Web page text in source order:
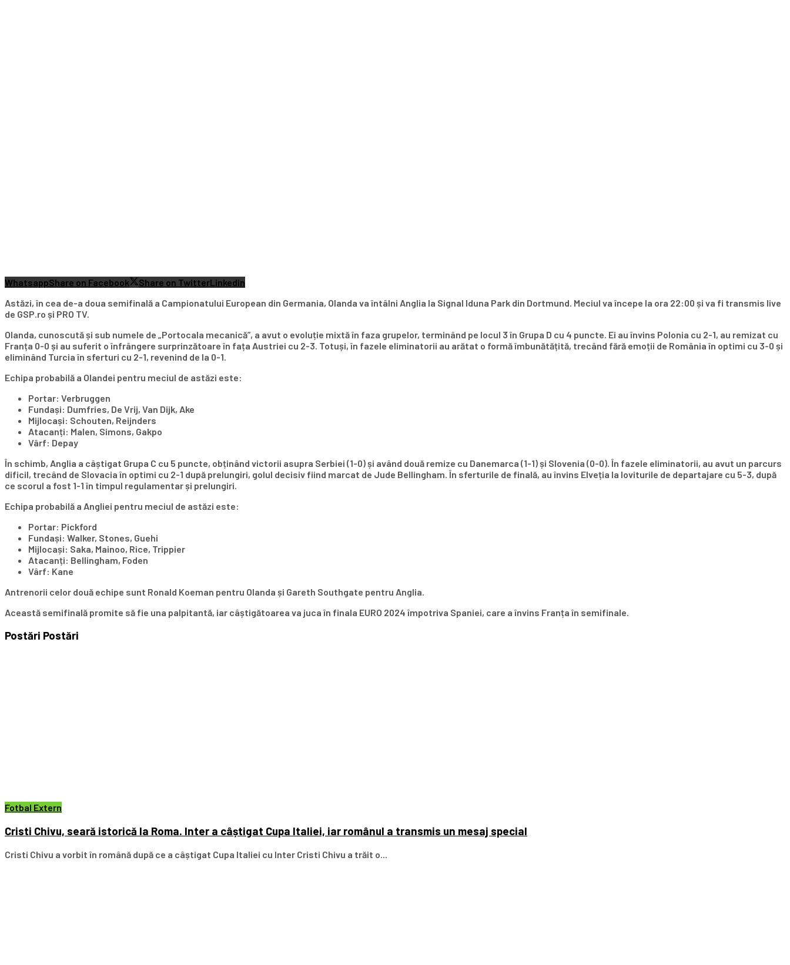
WhatsappShare on Facebook Share on TwitterLinkedin
Astăzi, în cea de-a doua semifinală a Campionatului European din Germania, Olanda va întâlni Anglia la Signal Iduna Park din Dortmund. Meciul va începe la ora 22:00 și va fi transmis live
de GSP.ro și PRO TV.
Olanda, cunoscută și sub numele de „Portocala mecanică”, a avut o evoluție mixtă în faza grupelor, terminând pe locul 3 în Grupa D cu 4 puncte. Ei au învins Polonia cu 2-1, au remizat cu
Franța 0-0 și au suferit o înfrângere surprinzătoare în fața Austriei cu 2-3. Totuși, în fazele eliminatorii au arătat o formă îmbunătățită, trecând fără emoții de România în optimi cu 3-0 și
eliminând Turcia în sferturi cu 2-1, revenind de la 0-1.
Echipa probabilă a Olandei pentru meciul de astăzi este:
Portar: Verbruggen
Fundași: Dumfries, De Vrij, Van Dijk, Ake
Mijlocași: Schouten, Reijnders
Atacanți: Malen, Simons, Gakpo
Vârf: Depay
În schimb, Anglia a câștigat Grupa C cu 5 puncte, obținând victorii asupra Serbiei (1-0) și având două remize cu Danemarca (1-1) și Slovenia (0-0). În fazele eliminatorii, au avut un parcurs
dificil, trecând de Slovacia în optimi cu 2-1 după prelungiri, golul decisiv fiind marcat de Jude Bellingham. În sferturile de finală, au învins Elveția la loviturile de departajare cu 5-3, după
ce scorul a fost 1-1 în timpul regulamentar și prelungiri.
Echipa probabilă a Angliei pentru meciul de astăzi este:
Portar: Pickford
Fundași: Walker, Stones, Guehi
Mijlocași: Saka, Mainoo, Rice, Trippier
Atacanți: Bellingham, Foden
Vârf: Kane
Antrenorii celor două echipe sunt Ronald Koeman pentru Olanda și Gareth Southgate pentru Anglia.
Această semifinală promite să fie una palpitantă, iar câștigătoarea va juca în finala EURO 2024 împotriva Spaniei, care a învins Franța în semifinale.
Postări Postări
Fotbal Extern
Cristi Chivu, seară istorică la Roma. Inter a câștigat Cupa Italiei, iar românul a transmis un mesaj special
Cristi Chivu a vorbit în română după ce a câștigat Cupa Italiei cu Inter Cristi Chivu a trăit o...